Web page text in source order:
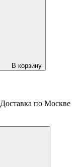
В корзину
Доставка по Москве